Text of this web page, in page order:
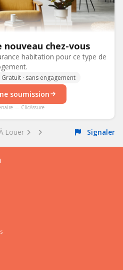
chez-vous
habitation pour ce type de
Gratuit · sans engagement
soumission
— ClicAssure
Louer Signaler